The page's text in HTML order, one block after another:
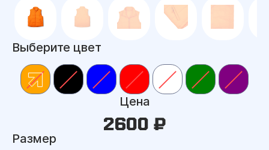
Выберите цвет
Цена
2600 ₽
Размер